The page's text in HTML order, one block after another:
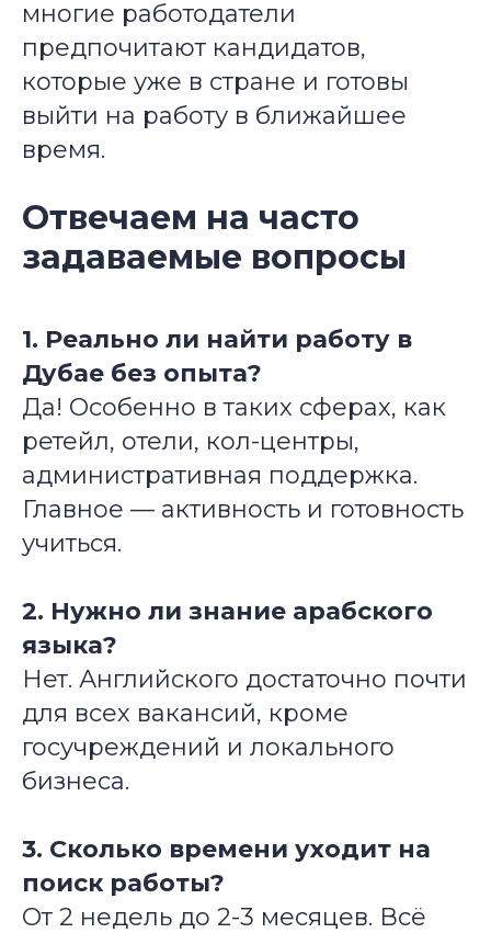
многие работодатели
предпочитают кандидатов,
которые уже в стране и готовы
выйти на работу в ближайшее
время.
Отвечаем на часто
задаваемые вопросы
1. Реально ли найти работу в
Дубае без опыта?
Да! Особенно в таких сферах, как
ретейл, отели, кол-центры,
административная поддержка.
Главное — активность и готовность
учиться.
2. Нужно ли знание арабского
языка?
Нет. Английского достаточно почти
для всех вакансий, кроме
госучреждений и локального
бизнеса.
3. Сколько времени уходит на
поиск работы?
От 2 недель до 2-3 месяцев. Всё